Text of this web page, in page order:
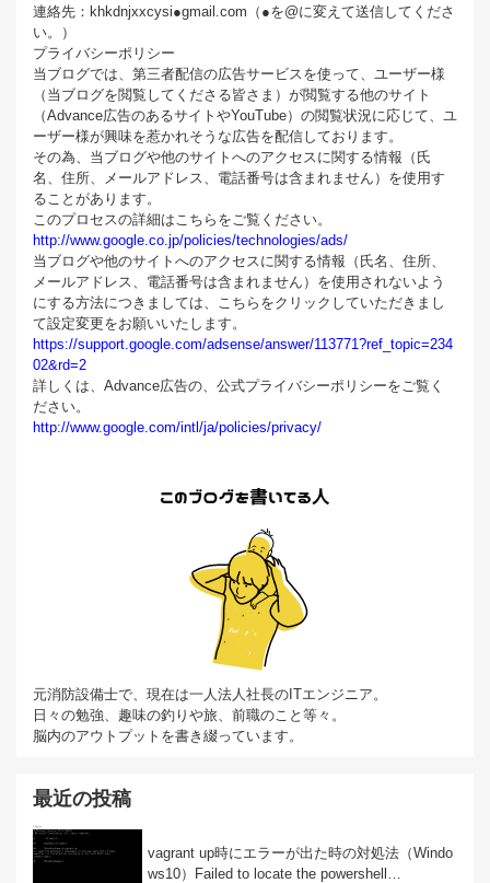
連絡先：khkdnjxxcysi●gmail.com（●を@に変えて送信してくださ
い。）
プライバシーポリシー
当ブログでは、第三者配信の広告サービスを使って、ユーザー様
（当ブログを閲覧してくださる皆さま）が閲覧する他のサイト
（Advance広告のあるサイトやYouTube）の閲覧状況に応じて、ユ
ーザー様が興味を惹かれそうな広告を配信しております。
その為、当ブログや他のサイトへのアクセスに関する情報（氏
名、住所、メールアドレス、電話番号は含まれません）を使用す
ることがあります。
このプロセスの詳細はこちらをご覧ください。
http://www.google.co.jp/policies/technologies/ads/
当ブログや他のサイトへのアクセスに関する情報（氏名、住所、
メールアドレス、電話番号は含まれません）を使用されないよう
にする方法につきましては、こちらをクリックしていただきまし
て設定変更をお願いいたします。
https://support.google.com/adsense/answer/113771?ref_topic=234
02&rd=2
詳しくは、Advance広告の、公式プライバシーポリシーをご覧く
ださい。
http://www.google.com/intl/ja/policies/privacy/
元消防設備士で、現在は一人法人社長のITエンジニア。
日々の勉強、趣味の釣りや旅、前職のこと等々。
脳内のアウトプットを書き綴っています。
最近の投稿
vagrant up時にエラーが出た時の対処法（Windo
ws10）Failed to locate the powershell…